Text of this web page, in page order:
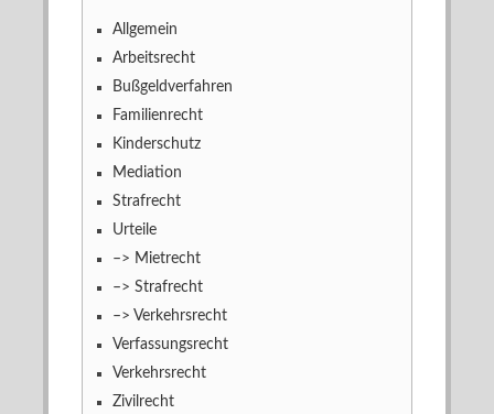
Allgemein
Arbeitsrecht
Bußgeldverfahren
Familienrecht
Kinderschutz
Mediation
Strafrecht
Urteile
–> Mietrecht
–> Strafrecht
–> Verkehrsrecht
Verfassungsrecht
Verkehrsrecht
Zivilrecht